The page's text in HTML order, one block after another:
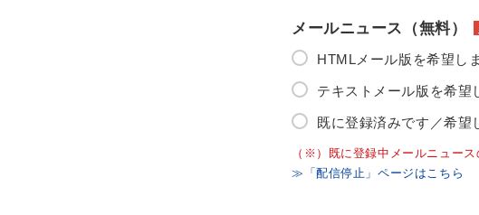
メールニュース（無料）
HTMLメール版を希望し
テキストメール版を希望
既に登録済みです／希望
（※）既に登録中メールニュー
≫「配信停止」ページはこちら